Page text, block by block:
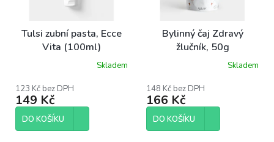
Tulsi zubní pasta, Ecce
Vita (100ml)
Skladem
123 Kč bez DPH
149 Kč
DO KOŠÍKU
Bylinný čaj Zdravý
žlučník, 50g
Skladem
148 Kč bez DPH
166 Kč
DO KOŠÍKU